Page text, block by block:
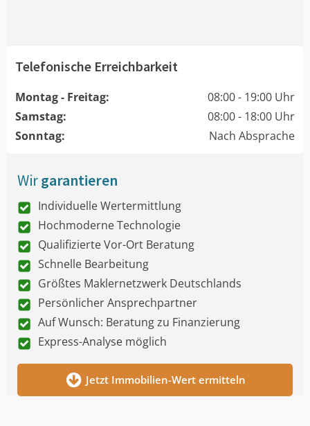
Telefonische Erreichbarkeit
Montag - Freitag:
08:00 - 19:00 Uhr
Samstag:
08:00 - 18:00 Uhr
Sonntag:
Nach Absprache
Wirgarantieren
Individuelle Wertermittlung
Hochmoderne Technologie
Qualifizierte Vor-Ort Beratung
Schnelle Bearbeitung
Größtes Maklernetzwerk Deutschlands
Persönlicher Ansprechpartner
Auf Wunsch: Beratung zu Finanzierung
Express-Analyse möglich
Jetzt Immobilien-Wert ermitteln